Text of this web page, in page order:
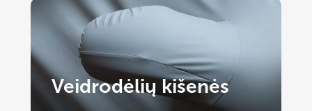
Veidrodėlių kišenės